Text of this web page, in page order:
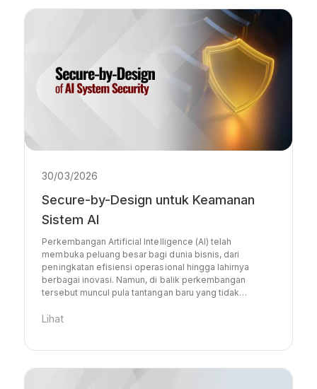
30/03/2026
Secure-by-Design untuk Keamanan
Sistem AI
Perkembangan Artificial Intelligence (AI) telah
membuka peluang besar bagi dunia bisnis, dari
peningkatan efisiensi operasional hingga lahirnya
berbagai inovasi. Namun, di balik perkembangan
tersebut muncul pula tantangan baru yang tidak…
Lihat